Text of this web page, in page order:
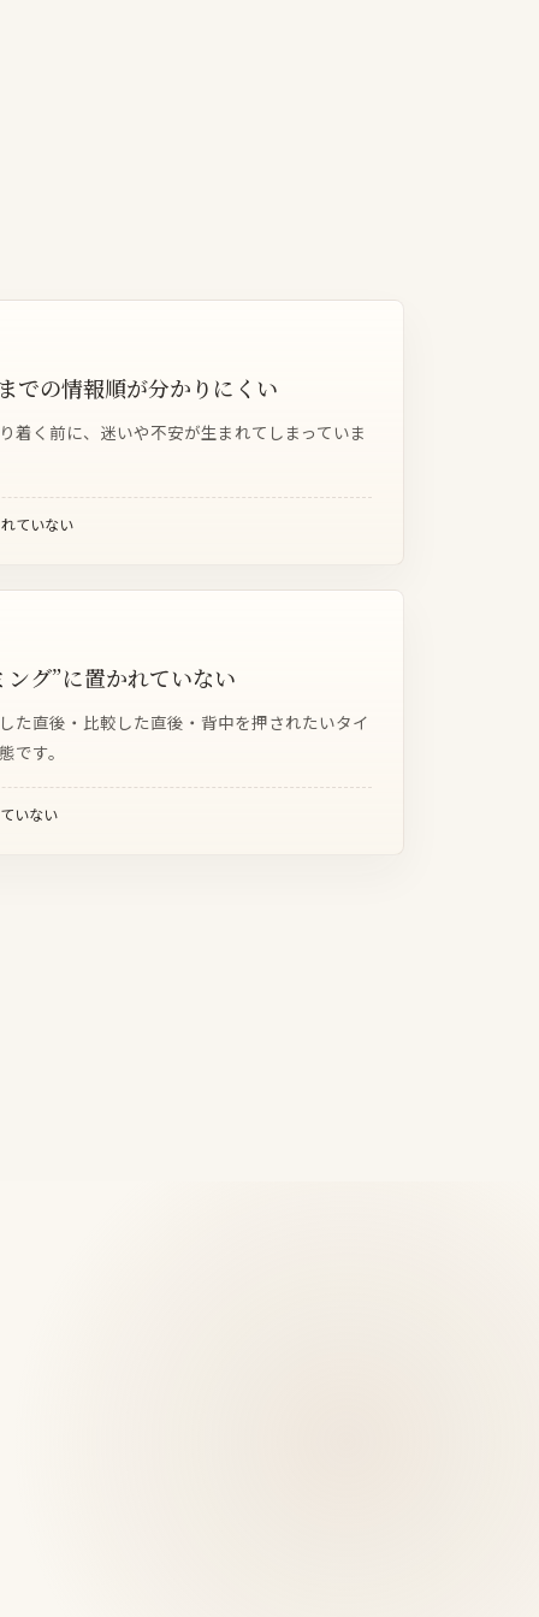
での情報順が分かりにくい
着く前に、迷いや不安が生まれてしまっていま
ていない
グ”に置かれていない
た直後・比較した直後・背中を押されたいタイ
です。
いない